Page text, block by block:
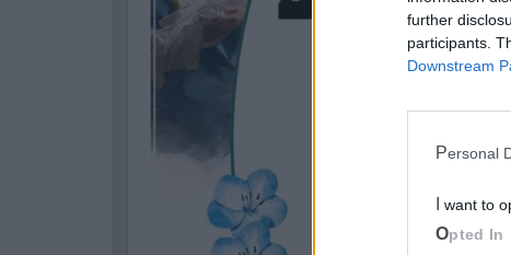
further
participants.
Downstream
Personal
I want to
Opted In